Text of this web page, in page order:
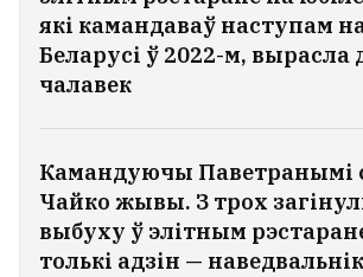
які камандаваў наступам
Беларусі ў 2022-м, вырасла
чалавек
Камандуючы Паветранымі
Чайко жывы. З трох
выбуху ў элітным
толькі адзін — наведвальнік